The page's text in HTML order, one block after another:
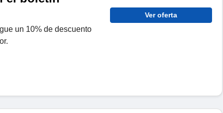
un 10% de descuento
Ver oferta